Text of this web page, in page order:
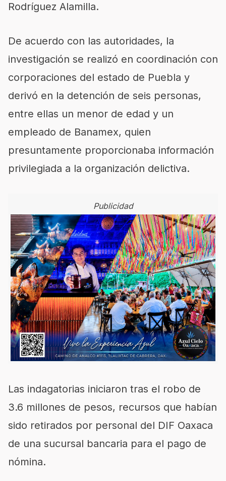
Rodríguez Alamilla.
De acuerdo con las autoridades, la
investigación se realizó en coordinación con
corporaciones del estado de Puebla y
derivó en la detención de seis personas,
entre ellas un menor de edad y un
empleado de Banamex, quien
presuntamente proporcionaba información
privilegiada a la organización delictiva.
Publicidad
Las indagatorias iniciaron tras el robo de
3.6 millones de pesos, recursos que habían
sido retirados por personal del DIF Oaxaca
de una sucursal bancaria para el pago de
nómina.